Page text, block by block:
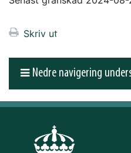
Skriv ut
Nedre navigering